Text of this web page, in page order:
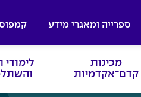
ספרייה ומאגרי מידע
מכינות
קדם־אקדמיות
לימודי